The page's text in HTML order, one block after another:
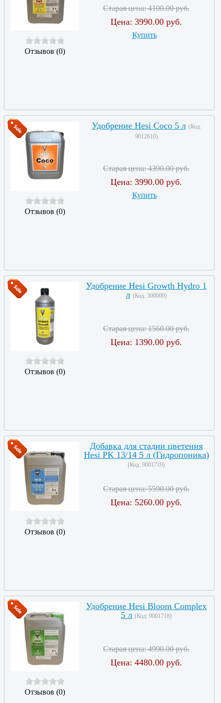
Отзывов (0)
Старая цена:4100.00 руб.
Цена: 3990.00 руб.
Купить
Отзывов (0)
Удобрение Hesi Coco 5 л (Код:
9012610)
Старая цена:4390.00 руб.
Цена: 3990.00 руб.
Купить
Отзывов (0)
Удобрение Hesi Growth Hydro 1
л (Код: 300009)
Старая цена:1560.00 руб.
Цена: 1390.00 руб.
Отзывов (0)
Добавка для стадии цветения
Hesi PK 13/14 5 л (Гидропоника)
(Код: 9001719)
Старая цена:5590.00 руб.
Цена: 5260.00 руб.
Отзывов (0)
Удобрение Hesi Bloom Complex
5 л (Код: 9001718)
Старая цена:4990.00 руб.
Цена: 4480.00 руб.